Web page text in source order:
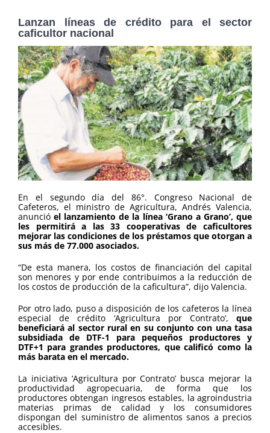
Lanzan líneas de crédito para el sector
caficultor nacional
En el segundo día del 86°. Congreso Nacional de
Cafeteros, el ministro de Agricultura, Andrés Valencia,
anuncióel lanzamiento de la línea ‘Grano a Grano’, que
les permitirá a las 33 cooperativas de caficultores
mejorar las condiciones de los préstamos que otorgan a
sus más de 77.000 asociados.
“De esta manera, los costos de financiación del capital
son menores y por ende contribuimos a la reducción de
los costos de producción de la caficultura”, dijo Valencia.
Por otro lado, puso a disposición de los cafeteros la línea
especial de crédito ‘Agricultura por Contrato’, que
beneficiará al sector rural en su conjunto con una tasa
subsidiada de DTF-1 para pequeños productores y
DTF+1 para grandes productores, que calificó como la
más barata en el mercado.
La iniciativa ‘Agricultura por Contrato’ busca mejorar la
productividad agropecuaria, de forma que los
productores obtengan ingresos estables, la agroindustria
materias primas de calidad y los consumidores
dispongan del suministro de alimentos sanos a precios
accesibles.